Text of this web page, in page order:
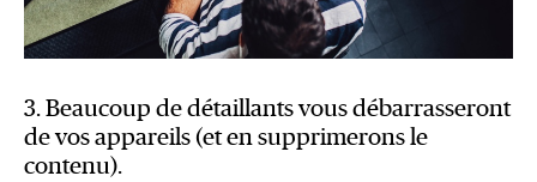
3. Beaucoup de détaillants vous débarrasseront
de vos appareils (et en supprimerons le
contenu).